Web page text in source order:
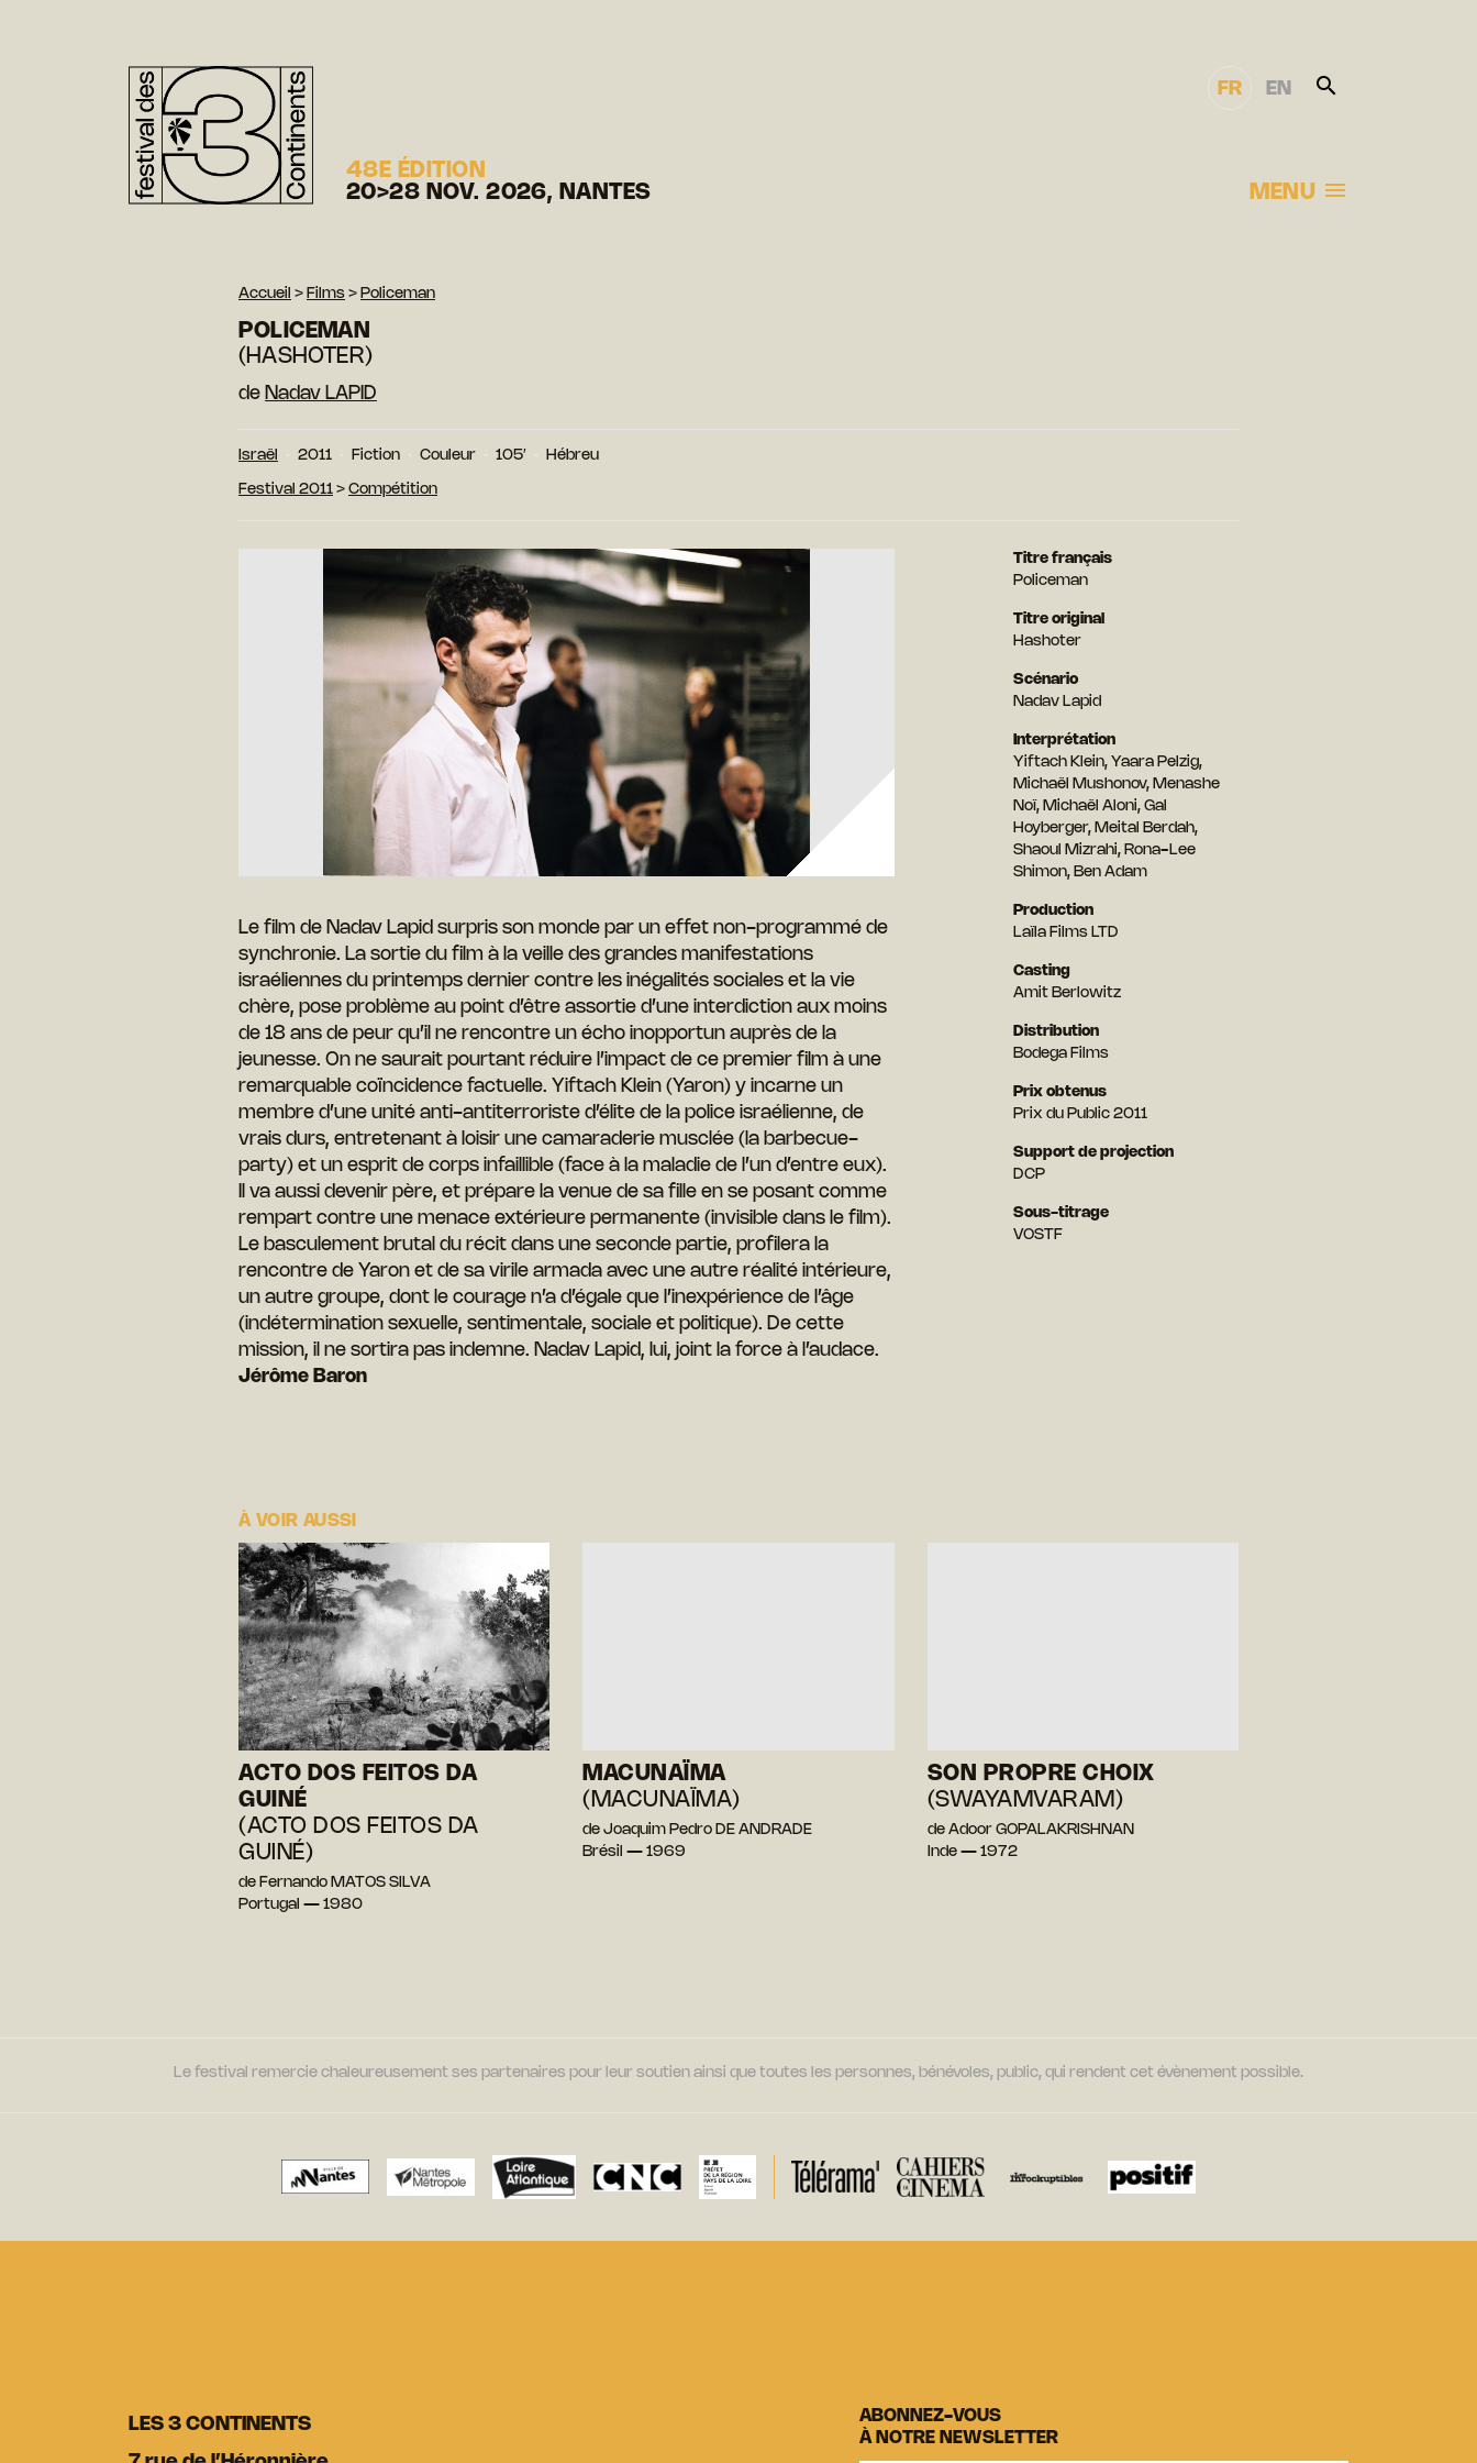
48E ÉDITION
20>28 NOV. 2026, NANTES
FR EN
MENU
Accueil > Films > Policeman
POLICEMAN
(HASHOTER)
de Nadav LAPID
Israël 2011 Fiction Couleur 105′ Hébreu
Festival 2011 > Compétition
Le film de Nadav Lapid surpris son monde par un effet non-programmé de
synchronie. La sortie du film à la veille des grandes manifestations
israéliennes du printemps dernier contre les inégalités sociales et la vie
chère, pose problème au point d’être assortie d’une interdiction aux moins
de 18 ans de peur qu’il ne rencontre un écho inopportun auprès de la
jeunesse. On ne saurait pourtant réduire l’impact de ce premier film à une
remarquable coïncidence factuelle. Yiftach Klein (Yaron) y incarne un
membre d’une unité anti-antiterroriste d’élite de la police israélienne, de
vrais durs, entretenant à loisir une camaraderie musclée (la barbecue-
party) et un esprit de corps infaillible (face à la maladie de l’un d’entre eux).
Il va aussi devenir père, et prépare la venue de sa fille en se posant comme
rempart contre une menace extérieure permanente (invisible dans le film).
Le basculement brutal du récit dans une seconde partie, profilera la
rencontre de Yaron et de sa virile armada avec une autre réalité intérieure,
un autre groupe, dont le courage n’a d’égale que l’inexpérience de l’âge
(indétermination sexuelle, sentimentale, sociale et politique). De cette
mission, il ne sortira pas indemne. Nadav Lapid, lui, joint la force à l’audace.
Jérôme Baron
Titre français
Policeman
Titre original
Hashoter
Scénario
Nadav Lapid
Interprétation
Yiftach Klein, Yaara Pelzig,
Michaël Mushonov, Menashe
Noï, Michaël Aloni, Gal
Hoyberger, Meital Berdah,
Shaoul Mizrahi, Rona-Lee
Shimon, Ben Adam
Production
Laïla Films LTD
Casting
Amit Berlowitz
Distribution
Bodega Films
Prix obtenus
Prix du Public 2011
Support de projection
DCP
Sous-titrage
VOSTF
À VOIR AUSSI
ACTO DOS FEITOS DA
GUINÉ
(ACTO DOS FEITOS DA
GUINÉ)
de Fernando MATOS SILVA
Portugal — 1980
MACUNAÏMA
(MACUNAÏMA)
de Joaquim Pedro DE ANDRADE
Brésil — 1969
SON PROPRE CHOIX
(SWAYAMVARAM)
de Adoor GOPALAKRISHNAN
Inde — 1972
Le festival remercie chaleureusement ses partenaires pour leur soutien ainsi que toutes les personnes, bénévoles, public, qui rendent cet évènement possible.
LES 3 CONTINENTS
ABONNEZ-VOUS
À NOTRE NEWSLETTER